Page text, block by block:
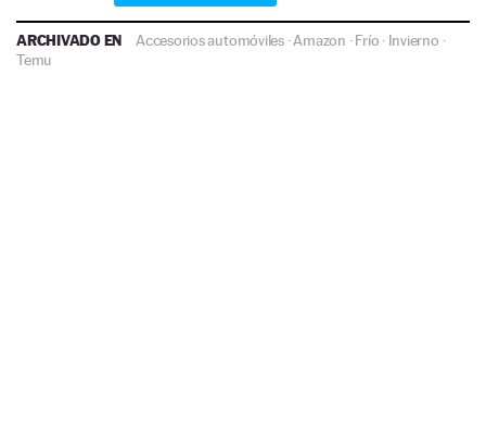
ARCHIVADO EN Accesorios automóviles·Amazon ·Frío · Invierno ·
Temu